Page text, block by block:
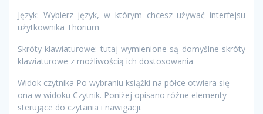
Język: Wybierz język, w którym chcesz używać interfejsu
użytkownika Thorium
Skróty klawiaturowe: tutaj wymienione są domyślne skróty
klawiaturowe z możliwością ich dostosowania
Widok czytnika Po wybraniu książki na półce otwiera się
ona w widoku Czytnik. Poniżej opisano różne elementy
sterujące do czytania i nawigacji.